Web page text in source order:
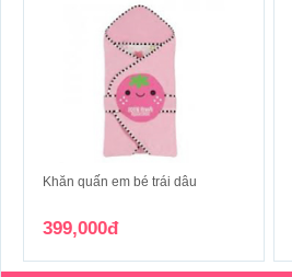
Khăn quấn em bé trái dâu
399,000đ